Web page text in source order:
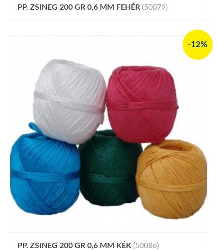
PP. ZSINEG 200 GR 0,6 MM FEHÉR (50079)
-12%
PP. ZSINEG 200 GR 0,6 MM KÉK (50086)